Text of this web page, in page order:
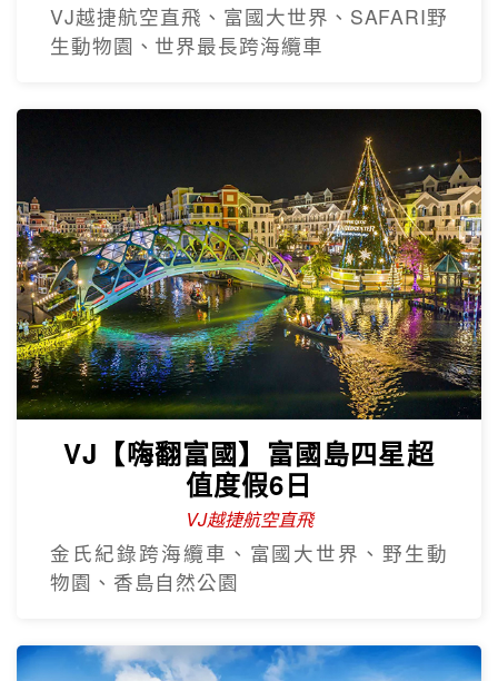
VJ越捷航空直飛、富國大世界、SAFARI野
生動物園、世界最長跨海纜車
VJ【嗨翻富國】富國島四星超
值度假6日
VJ越捷航空直飛
金氏紀錄跨海纜車、富國大世界、野生動
物園、香島自然公園